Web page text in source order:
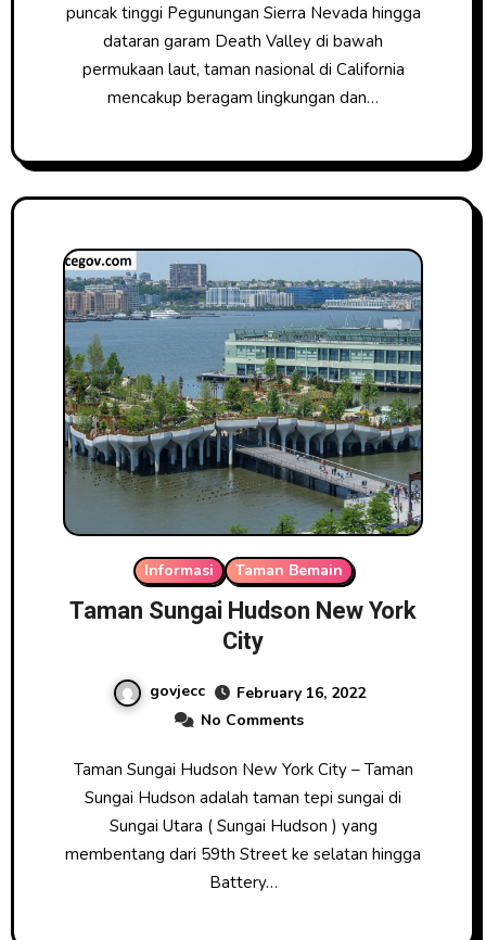
puncak tinggi Pegunungan Sierra Nevada hingga
dataran garam Death Valley di bawah
permukaan laut, taman nasional di California
mencakup beragam lingkungan dan…
Informasi Taman Bemain
Taman Sungai Hudson New York
City
govjecc
February 16, 2022
No Comments
Taman Sungai Hudson New York City – Taman
Sungai Hudson adalah taman tepi sungai di
Sungai Utara ( Sungai Hudson ) yang
membentang dari 59th Street ke selatan hingga
Battery…